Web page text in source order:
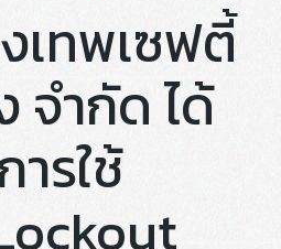
เทพเซฟตี้
จำกัด ได้
ารใช้